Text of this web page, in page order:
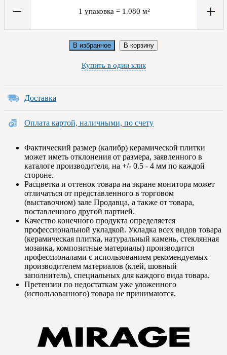
1 упаковка = 1.080 м²
В избранное В корзину
Купить в один клик
Доставка
Оплата картой, наличными, по счету
Фактический размер (калибр) керамической плитки
может иметь отклонения от размера, заявленного в
каталоге производителя, на +/- 0.5 - 4 мм по каждой
стороне.
Расцветка и оттенок товара на экране монитора может
отличаться от представленного в торговом
(выставочном) зале Продавца, а также от товара,
поставленного другой партией.
Качество конечного продукта определяется
профессиональной укладкой. Укладка всех видов товара
(керамическая плитка, натуральный камень, стеклянная
мозаика, композитные материалы) производится
профессионалами с использованием рекомендуемых
производителем материалов (клей, шовный
заполнитель), специальных для каждого вида товара.
Претензии по недостаткам уже уложенного
(использованного) товара не принимаются.